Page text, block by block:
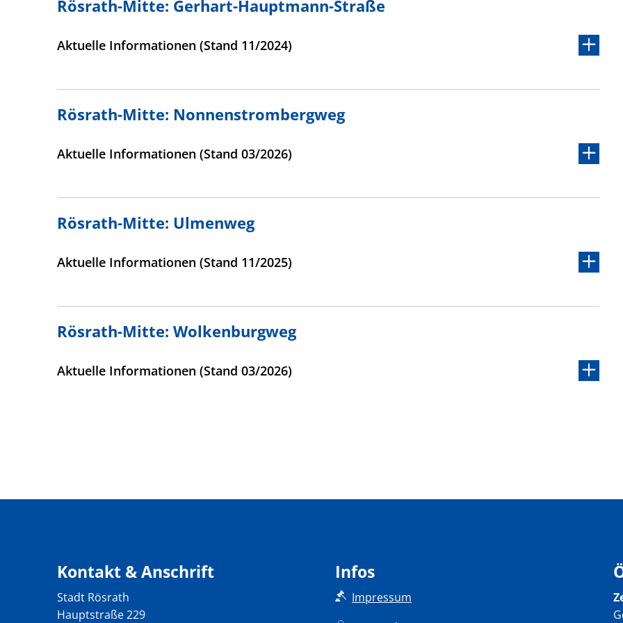
Rösrath-Mitte: Gerhart-Hauptmann-Straße
Aktuelle Informationen (Stand 11/2024)
Rösrath-Mitte: Nonnenstrombergweg
Aktuelle Informationen (Stand 03/2026)
Rösrath-Mitte: Ulmenweg
Aktuelle Informationen (Stand 11/2025)
Rösrath-Mitte: Wolkenburgweg
Aktuelle Informationen (Stand 03/2026)
Kontakt & Anschrift
Stadt Rösrath
Hauptstraße 229
Infos
Impressum